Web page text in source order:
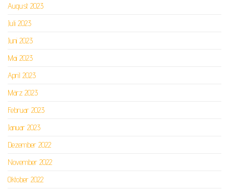
August 2023
Juli 2023
Juni 2023
Mai 2023
April 2023
März 2023
Februar 2023
Januar 2023
Dezember 2022
November 2022
Oktober 2022